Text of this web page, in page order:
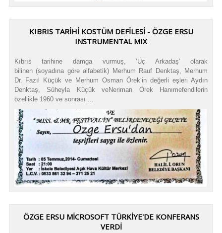
KIBRIS TARİHİ KOSTÜM DEFİLESİ - ÖZGE ERSU
INSTRUMENTAL MIX
Kıbrıs tarihine damga vurmuş, ‘Üç Arkadaş’ olarak
bilinen (soyadına göre alfabetik) Merhum Rauf Denktaş, Merhum
Dr. Fazıl Küçük ve Merhum Osman Örek‘in değerli eşleri Aydın
Denktaş, Süheyla Küçük veNeriman Örek Hanımefendilerin
özellikle 1960 ve sonrası ...
ÖZGE ERSU MICROSOFT TÜRKIYE'DE KONFERANS
VERDI